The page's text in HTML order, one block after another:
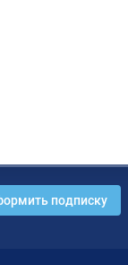
подписку